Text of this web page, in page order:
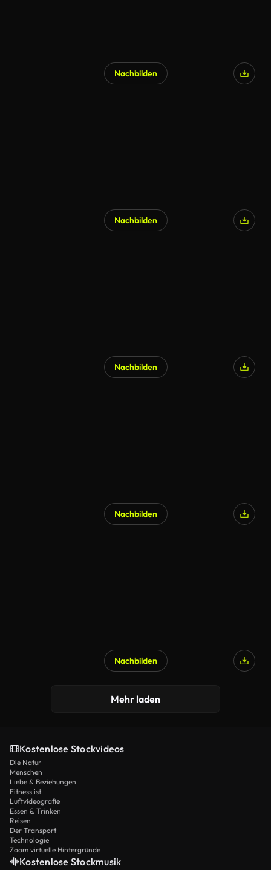
Nachbilden
Nachbilden
Nachbilden
Nachbilden
Nachbilden
Mehr laden
Kostenlose Stockvideos
Die Natur
Menschen
Liebe & Beziehungen
Fitness ist
Luftvideografie
Essen & Trinken
Reisen
Der Transport
Technologie
Zoom virtuelle Hintergründe
Kostenlose Stockmusik